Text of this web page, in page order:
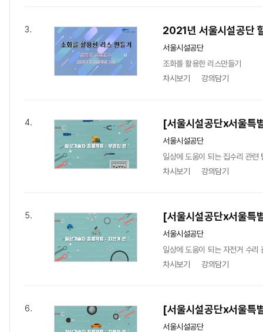
3. 2021년 서울시설공단
서울시설공단
조화를 활용한 리스만들기
차시보기
강의담기
4. [서울시설공단x서울특
서울시설공단
일상에 도움이 되는 집수리 관련
차시보기
강의담기
5. [서울시설공단x서울특
서울시설공단
일상에 도움이 되는 자전거 수리
차시보기
강의담기
6. [서울시설공단x서울특
서울시설공단